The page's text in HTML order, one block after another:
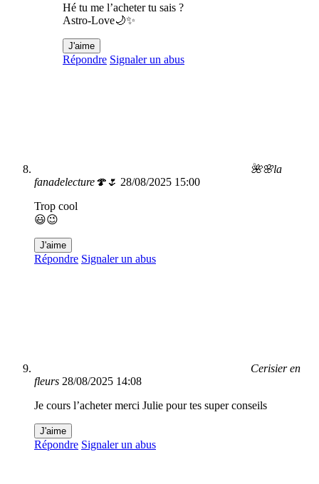
Hé tu me l’acheter tu sais ?
Astro-Love🌙✨
J'aime
Répondre Signaler un abus
🌺🌸la
fanadelecture🍄🌷 28/08/2025 15:00
Trop cool
😃😉
J'aime
Répondre Signaler un abus
Cerisier en
fleurs 28/08/2025 14:08
Je cours l’acheter merci Julie pour tes super conseils
J'aime
Répondre Signaler un abus